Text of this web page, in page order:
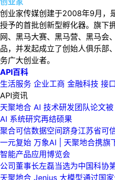
创业家传媒创建于2008年9月，
授予的首批创新型孵化器。旗下
网、黑马大赛、黑马营、黑马会
品，并发起成立了创始人俱乐部
务广大创业者。
API百科
生活服务 企业工商 金融科技 接
API资讯
天聚地合 AI 技术研发团队论文
AI 系统研究再结硕果
聚合可信数据空间跻身江苏省可
一元复始 万象AI | 天聚地合携
智能产品应用博览会
公司董事长左磊当选为中国科协
天聚地合 Jenius 大模型通过国